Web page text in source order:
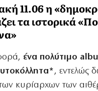
11.06 η
τα ιστορικά
ένα πολύτιμο
, εντελώς
κυρίαρχων των